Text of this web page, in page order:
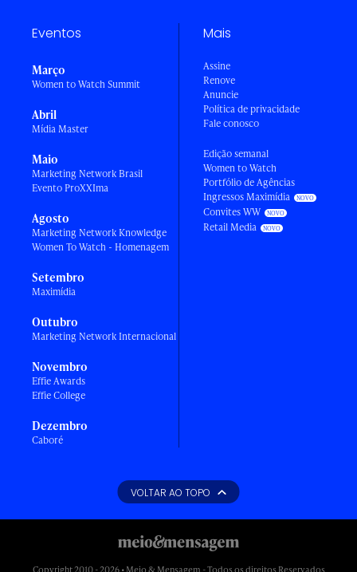
Eventos
Março
Women to Watch Summit
Abril
Mídia Master
Maio
Marketing Network Brasil
Evento ProXXIma
Agosto
Marketing Network Knowledge
Women To Watch - Homenagem
Setembro
Maximídia
Outubro
Marketing Network Internacional
Novembro
Effie Awards
Effie College
Dezembro
Caboré
Mais
Assine
Renove
Anuncie
Política de privacidade
Fale conosco
Edição semanal
Women to Watch
Portfólio de Agências
Ingressos Maximídia
Convites WW
Retail Media
VOLTAR AO TOPO
Copyright 2010 - 2026 • Meio & Mensagem - Todos os direitos Reservados